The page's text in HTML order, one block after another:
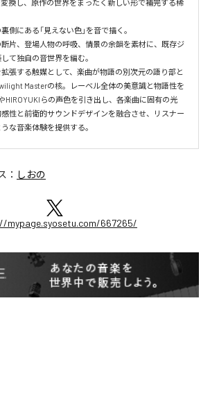
換し、原作の世界をまったく新しい形で補完する稀
側にある「見えない色」を音で描く。
片、登場人物の呼吸、情景の余韻を素材に、既存ジ
て独自の音世界を編む。
張する触媒として、楽曲が物語の別次元の語り部と
Masterの核。レーベル全体の美意識と物語性を
HIROYUKIらの声色を引き出し、各楽曲に固有の光
性と前衛的サウンドデザインを融合させ、リスナー
な音楽体験を提供する。
： しおの
mypage.syosetu.com/667265/